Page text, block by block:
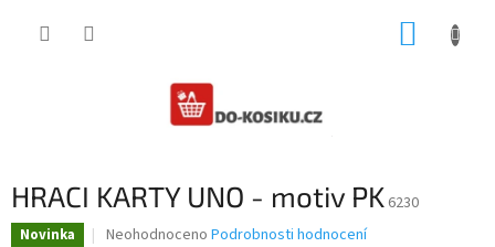
HRACI KARTY UNO - motiv PK 6230
Novinka
Průměrné
Neohodnoceno Podrobnosti hodnocení